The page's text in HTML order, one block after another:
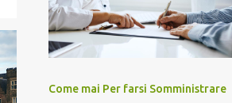
novembre 2024
46
ottobre 2024
52
Come mai Per farsi Somministrare